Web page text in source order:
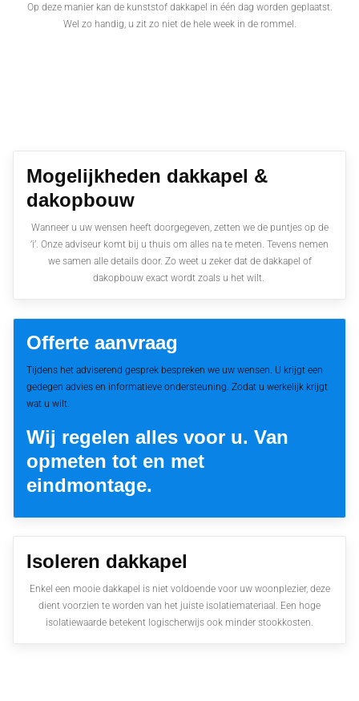
Op deze manier kan de kunststof dakkapel in één dag worden geplaatst.
Wel zo handig, u zit zo niet de hele week in de rommel.
Mogelijkheden dakkapel &
dakopbouw
Wanneer u uw wensen heeft doorgegeven, zetten we de puntjes op de
’i’. Onze adviseur komt bij u thuis om alles na te meten. Tevens nemen
we samen alle details door. Zo weet u zeker dat de dakkapel of
dakopbouw exact wordt zoals u het wilt.
Offerte aanvraag
Tijdens het adviserend gesprek bespreken we uw wensen. U krijgt een
gedegen advies en informatieve ondersteuning. Zodat u werkelijk krijgt
wat u wilt.
Wij regelen alles voor u. Van
opmeten tot en met
eindmontage.
Isoleren dakkapel
Enkel een mooie dakkapel is niet voldoende voor uw woonplezier, deze
dient voorzien te worden van het juiste isolatiemateriaal. Een hoge
isolatiewaarde betekent logischerwijs ook minder stookkosten.